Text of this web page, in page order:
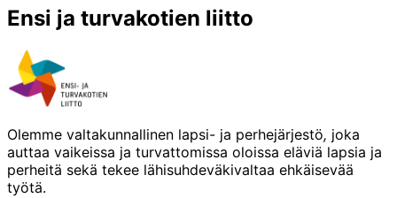
Ensi ja turvakotien liitto
Olemme valtakunnallinen lapsi- ja perhejärjestö, joka
auttaa vaikeissa ja turvattomissa oloissa eläviä lapsia ja
perheitä sekä tekee lähisuhdeväkivaltaa ehkäisevää
työtä.